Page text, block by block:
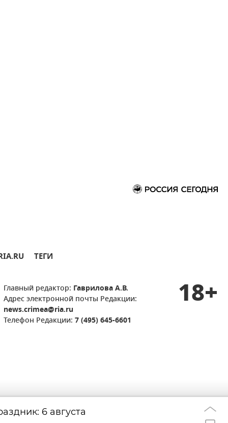
ТЕГИ
Главный редактор: Гаврилова А.В.
Адрес электронной почты Редакции:
news.crimea@ria.ru
Телефон Редакции: 7 (495) 645-6601
18+
6 августа
Смертельная